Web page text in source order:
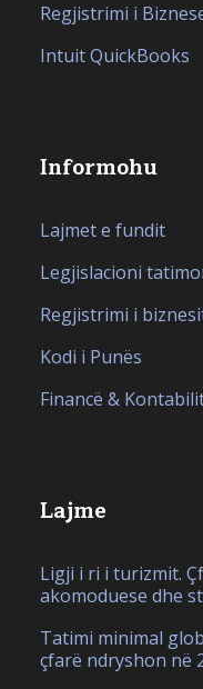
Regjistrimi i
Intuit QuickBooks
Informohu
Lajmet e fundit
Legjislacioni
Regjistrimi i
Kodi i Punës
Financë &
Lajme
Ligji i ri i turizmit.
akomoduese dhe
Tatimi minimal
çfarë ndryshon në